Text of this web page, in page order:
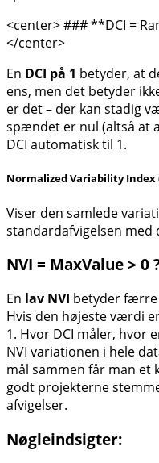
<center> ### **DCI =
</center>
En DCI på 1 betyder, at
ens, men det betyder
er det – der kan stadig
spændet er nul (altså at
DCI automatisk til 1.
Normalized Variability Index
Viser den samlede
standardafvigelsen
NVI = MaxValue > 0
En lav NVI betyder færre
Hvis den højeste værdi
1. Hvor DCI måler, hvor
NVI variationen i hele
mål sammen får man et
godt projekterne
afvigelser.
Nøgleindsigter: